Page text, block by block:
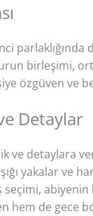
inci
birleşimi,
özgüven ve
Detaylar
ve detaylara
yakalar ve
hem de